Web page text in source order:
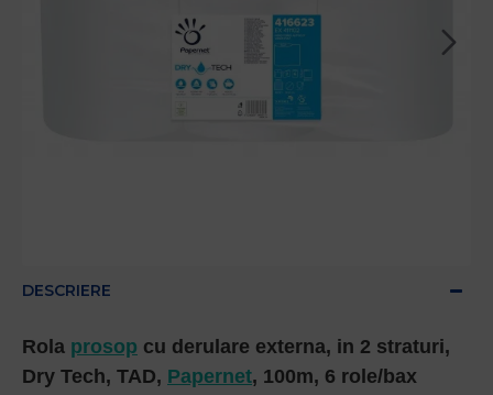
DESCRIERE
Rola prosop cu derulare externa, in 2 straturi,
Dry Tech, TAD, Papernet, 100m, 6 role/bax